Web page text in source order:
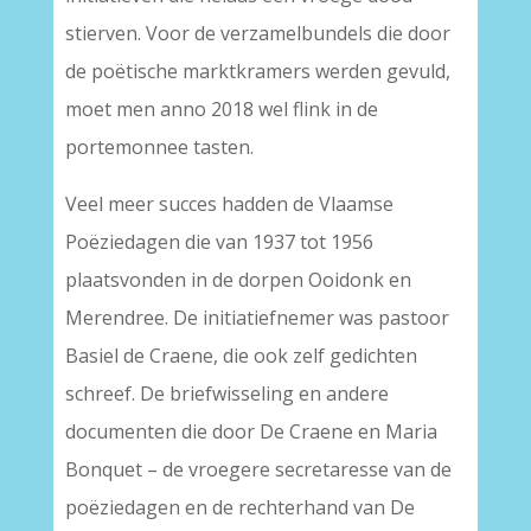
stierven. Voor de verzamelbundels die door
de poëtische marktkramers werden gevuld,
moet men anno 2018 wel flink in de
portemonnee tasten.
Veel meer succes hadden de Vlaamse
Poëziedagen die van 1937 tot 1956
plaatsvonden in de dorpen Ooidonk en
Merendree. De initiatiefnemer was pastoor
Basiel de Craene, die ook zelf gedichten
schreef. De briefwisseling en andere
documenten die door De Craene en Maria
Bonquet – de vroegere secretaresse van de
poëziedagen en de rechterhand van De